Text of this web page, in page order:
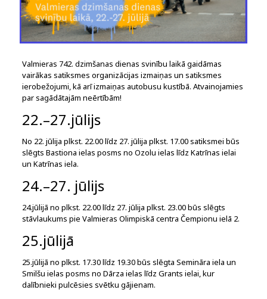
Valmieras 742. dzimšanas dienas svinību laikā gaidāmas
vairākas satiksmes organizācijas izmaiņas un satiksmes
ierobežojumi, kā arī izmaiņas autobusu kustībā. Atvainojamies
par sagādātajām neērtībām!
22.–27.jūlijs
No 22. jūlija plkst. 22.00 līdz 27. jūlija plkst. 17.00 satiksmei būs
slēgts Bastiona ielas posms no Ozolu ielas līdz Katrīnas ielai
un Katrīnas iela.
24.–27. jūlijs
24.jūlijā no plkst. 22.00 līdz 27. jūlija plkst. 23.00 būs slēgts
stāvlaukums pie Valmieras Olimpiskā centra Čempionu ielā 2.
25.jūlijā
25.jūlijā no plkst. 17.30 līdz 19.30 būs slēgta Semināra iela un
Smilšu ielas posms no Dārza ielas līdz Grants ielai, kur
dalībnieki pulcēsies svētku gājienam.